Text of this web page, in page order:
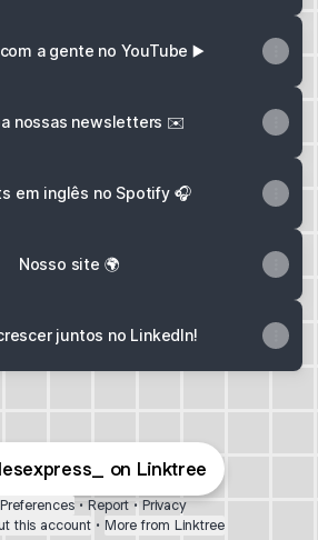
no YouTube ▶️
a gente no YouTube ▶️
nossas newsletters ✉️
em inglês no Spotify 🎧
Nosso site 🌍
juntos no LinkedIn!
on Linktree
• Report • Privacy
this account • More from Linktree